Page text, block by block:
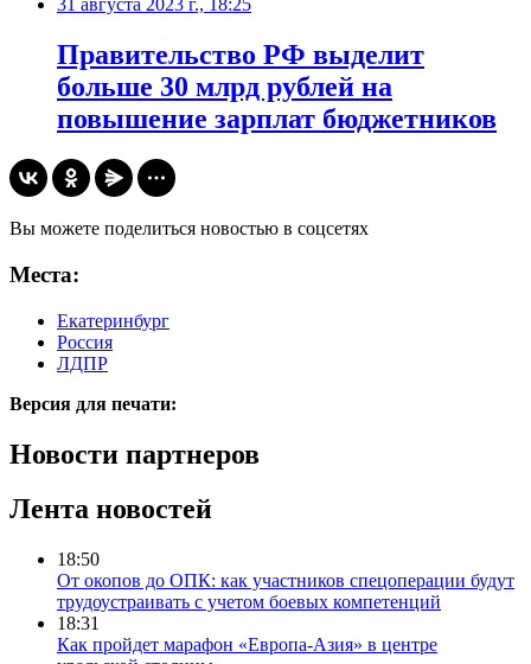
31 августа 2023 г., 18:25
Правительство РФ выделит
больше 30 млрд рублей на
повышение зарплат бюджетников
Вы можете поделиться новостью в соцсетях
Места:
Екатеринбург
Россия
ЛДПР
Версия для печати:
Новости партнеров
Лента новостей
18:50
От окопов до ОПК: как участников спецоперации будут
трудоустраивать с учетом боевых компетенций
18:31
Как пройдет марафон «Европа-Азия» в центре